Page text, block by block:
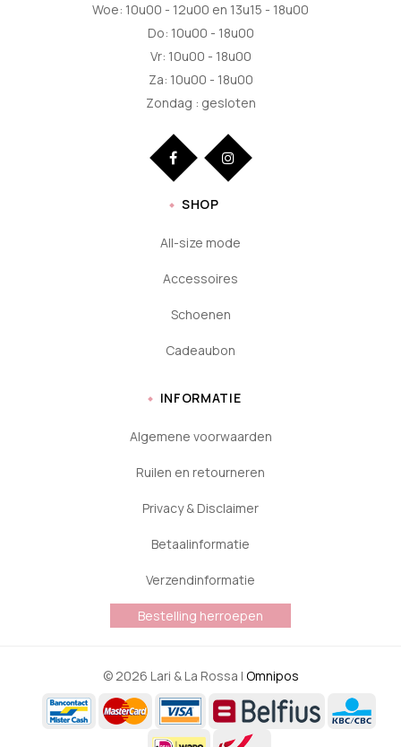
Woe: 10u00 - 12u00 en 13u15 - 18u00
Do: 10u00 - 18u00
Vr: 10u00 - 18u00
Za: 10u00 - 18u00
Zondag : gesloten
SHOP
All-size mode
Accessoires
Schoenen
Cadeaubon
INFORMATIE
Algemene voorwaarden
Ruilen en retourneren
Privacy & Disclaimer
Betaalinformatie
Verzendinformatie
Bestelling herroepen
© 2026 Lari & La Rossa | Omnipos